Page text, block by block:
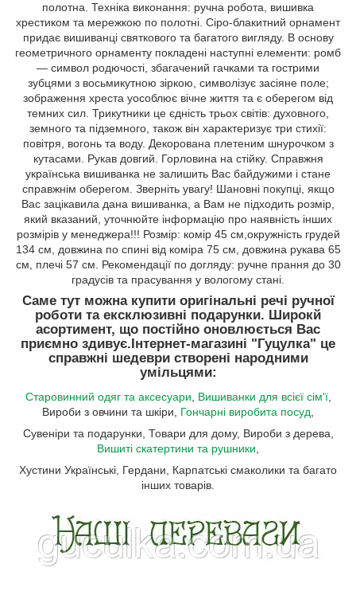
полотна. Техніка виконання: ручна робота, вишивка
хрестиком та мережкою по полотні. Сіро-блакитний орнамент
придає вишиванці святкового та багатого вигляду. В основу
геометричного орнаменту покладені наступні елементи: ромб
― символ родючості, збагачений гачками та гострими
зубцями з восьмикутною зіркою, символізує засіяне поле;
зображення хреста уособлює вічне життя та є оберегом від
темних сил. Трикутники це єдність трьох світів: духовного,
земного та підземного, також він характеризує три стихії:
повітря, вогонь та воду. Декорована плетеним шнурочком з
кутасами. Рукав довгий. Горловина на стійку. Справжня
українська вишиванка не залишить Вас байдужими і стане
справжнім оберегом. Зверніть увагу! Шановні покупці, якщо
Вас зацікавила дана вишиванка, а Вам не підходить розмір,
який вказаний, уточнюйте інформацію про наявність інших
розмірів у менеджера!!! Розмір: комір 45 см,окружність грудей
134 см, довжина по спині від коміра 75 см, довжина рукава 65
см, плечі 57 см. Рекомендації по догляду: ручне прання до 30
градусів та прасування у вологому стані.
Саме тут можна купити оригінальні речі ручної
роботи та ексклюзивні подарунки. Широкй
асортимент, що постійно оновлюється Вас
приємно здивує. Інтернет-магазині "Гуцулка" це
справжні шедеври створені народними
умільцями:
Старовинний одяг та аксесуари Вишиванки для всієї сім'ї,
Вироби з овчини та шкіри,
Гончарні виробита посуд
Сувеніри та подарунки, Товари для дому, Вироби з дерева,
Вишиті скатертини та рушники
Хустини Українські, Гердани, Карпатські смаколики та багато
інших товарів.